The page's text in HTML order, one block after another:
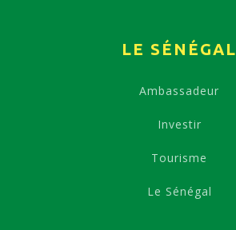
LE SÉNÉGAL
Ambassadeur
Investir
Tourisme
Le Sénégal